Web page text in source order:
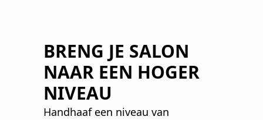
BRENG JE SALON
NAAR EEN HOGER
NIVEAU
Handhaaf een niveau van